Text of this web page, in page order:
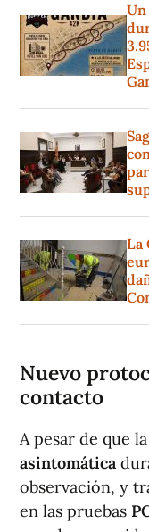
La
Nuevo
contacto
A pesar de que
asintomática
observación, y
en las pruebas